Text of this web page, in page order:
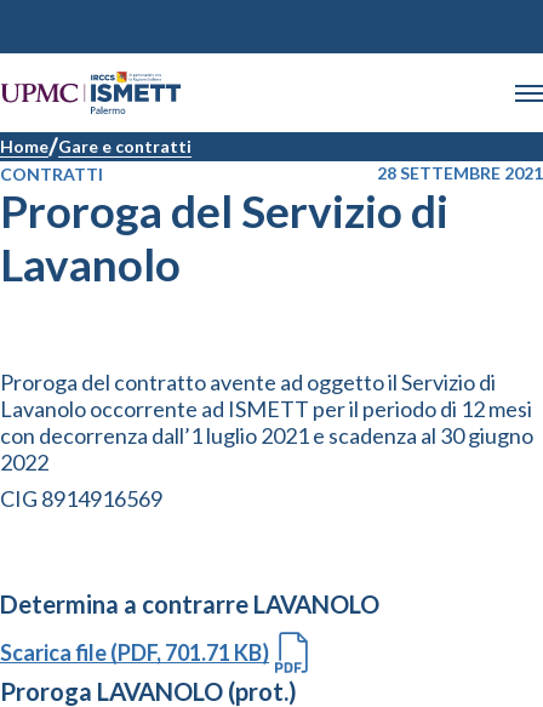
Home Gare e contratti
CONTRATTI
28 SETTEMBRE 2021
Proroga del Servizio di
Lavanolo
Proroga del contratto avente ad oggetto il Servizio di
Lavanolo occorrente ad ISMETT per il periodo di 12 mesi
con decorrenza dall’1 luglio 2021 e scadenza al 30 giugno
2022
CIG 8914916569
Determina a contrarre LAVANOLO
Scarica file (PDF, 701.71 KB)
Proroga LAVANOLO (prot.)